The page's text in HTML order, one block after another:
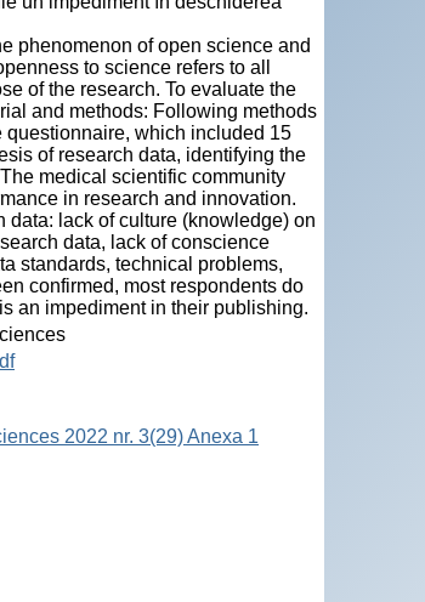
phenomenon of open science and
to science refers to all
of the research. To evaluate the
and methods: Following methods
questionnaire, which included 15
of research data, identifying the
medical scientific community
in research and innovation.
data: lack of culture (knowledge) on
data, lack of conscience
standards, technical problems,
confirmed, most respondents do
an impediment in their publishing.
2022 nr. 3(29) Anexa 1